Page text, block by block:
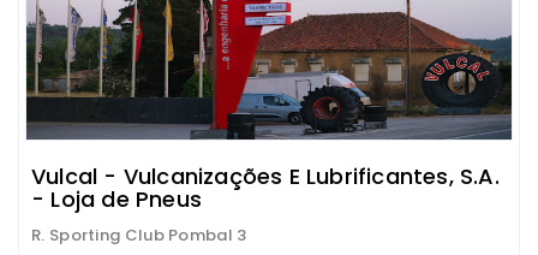
Vulcal - Vulcanizações E Lubrificantes, S.A.
- Loja de Pneus
R. Sporting Club Pombal 3